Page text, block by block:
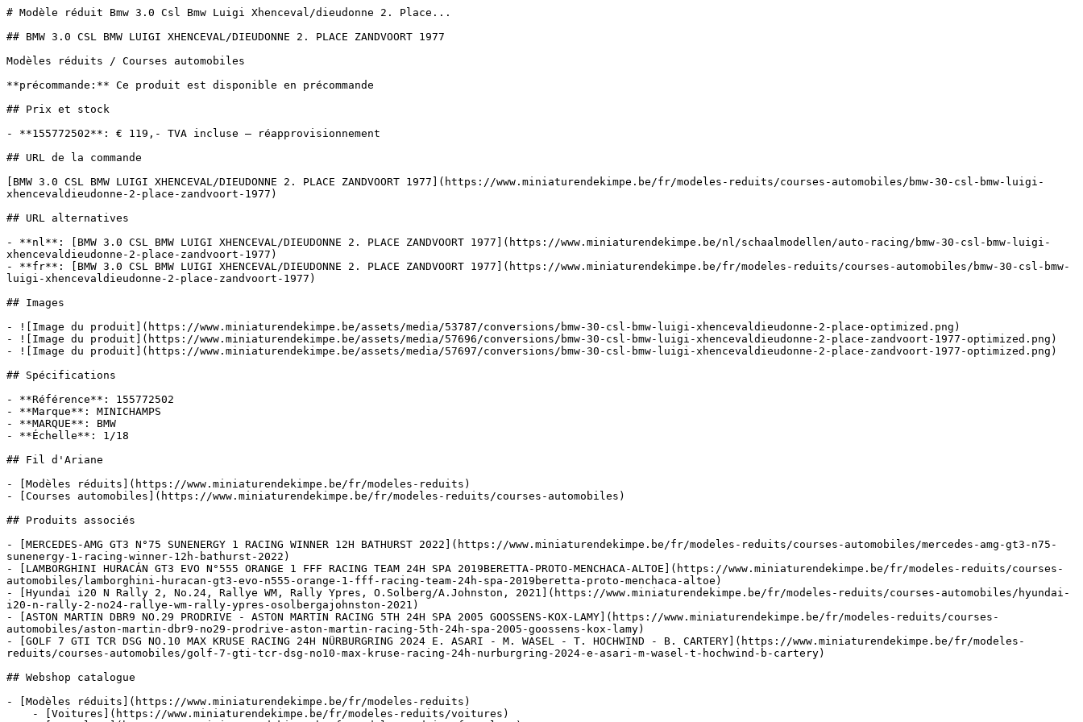
# Modèle réduit Bmw 3.0 Csl Bmw Luigi Xhenceval/dieudonne 2. Place...
## BMW 3.0 CSL BMW LUIGI XHENCEVAL/DIEUDONNE 2. PLACE ZANDVOORT 1977
Modèles réduits / Courses automobiles
**précommande:** Ce produit est disponible en précommande
## Prix et stock
- **155772502**: € 119,- TVA incluse — réapprovisionnement
## URL de la commande
[BMW 3.0 CSL BMW LUIGI XHENCEVAL/DIEUDONNE 2. PLACE ZANDVOORT 1977](https://www.miniaturendekimpe.be/fr/modeles-reduits/courses-automobiles/bmw-30-csl-bmw-luigi-
xhencevaldieudonne-2-place-zandvoort-1977)
## URL alternatives
- **nl**: [BMW 3.0 CSL BMW LUIGI XHENCEVAL/DIEUDONNE 2. PLACE ZANDVOORT 1977](https://www.miniaturendekimpe.be/nl/schaalmodellen/auto-racing/bmw-30-csl-bmw-luigi-
xhencevaldieudonne-2-place-zandvoort-1977)
- **fr**: [BMW 3.0 CSL BMW LUIGI XHENCEVAL/DIEUDONNE 2. PLACE ZANDVOORT 1977](https://www.miniaturendekimpe.be/fr/modeles-reduits/courses-automobiles/bmw-30-csl-bmw-
luigi-xhencevaldieudonne-2-place-zandvoort-1977)
## Images
- ![Image du produit](https://www.miniaturendekimpe.be/assets/media/53787/conversions/bmw-30-csl-bmw-luigi-xhencevaldieudonne-2-place-optimized.png)
- ![Image du produit](https://www.miniaturendekimpe.be/assets/media/57696/conversions/bmw-30-csl-bmw-luigi-xhencevaldieudonne-2-place-zandvoort-1977-optimized.png)
- ![Image du produit](https://www.miniaturendekimpe.be/assets/media/57697/conversions/bmw-30-csl-bmw-luigi-xhencevaldieudonne-2-place-zandvoort-1977-optimized.png)
## Spécifications
- **Référence**: 155772502
- **Marque**: MINICHAMPS
- **MARQUE**: BMW
- **Échelle**: 1/18
## Fil d'Ariane
- [Modèles réduits](https://www.miniaturendekimpe.be/fr/modeles-reduits)
- [Courses automobiles](https://www.miniaturendekimpe.be/fr/modeles-reduits/courses-automobiles)
## Produits associés
- [MERCEDES-AMG GT3 N°75 SUNENERGY 1 RACING WINNER 12H BATHURST 2022](https://www.miniaturendekimpe.be/fr/modeles-reduits/courses-automobiles/mercedes-amg-gt3-n75-
sunenergy-1-racing-winner-12h-bathurst-2022)
- [LAMBORGHINI HURACÁN GT3 EVO N°555 ORANGE 1 FFF RACING TEAM 24H SPA 2019BERETTA-PROTO-MENCHACA-ALTOE](https://www.miniaturendekimpe.be/fr/modeles-reduits/courses-
automobiles/lamborghini-huracan-gt3-evo-n555-orange-1-fff-racing-team-24h-spa-2019beretta-proto-menchaca-altoe)
- [Hyundai i20 N Rally 2, No.24, Rallye WM, Rally Ypres, O.Solberg/A.Johnston, 2021](https://www.miniaturendekimpe.be/fr/modeles-reduits/courses-automobiles/hyundai-
i20-n-rally-2-no24-rallye-wm-rally-ypres-osolbergajohnston-2021)
- [ASTON MARTIN DBR9 NO.29 PRODRIVE - ASTON MARTIN RACING 5TH 24H SPA 2005 GOOSSENS-KOX-LAMY](https://www.miniaturendekimpe.be/fr/modeles-reduits/courses-
automobiles/aston-martin-dbr9-no29-prodrive-aston-martin-racing-5th-24h-spa-2005-goossens-kox-lamy)
- [GOLF 7 GTI TCR DSG NO.10 MAX KRUSE RACING 24H NÜRBURGRING 2024 E. ASARI - M. WASEL - T. HOCHWIND - B. CARTERY](https://www.miniaturendekimpe.be/fr/modeles-
reduits/courses-automobiles/golf-7-gti-tcr-dsg-no10-max-kruse-racing-24h-nurburgring-2024-e-asari-m-wasel-t-hochwind-b-cartery)
## Webshop catalogue
- [Modèles réduits](https://www.miniaturendekimpe.be/fr/modeles-reduits)